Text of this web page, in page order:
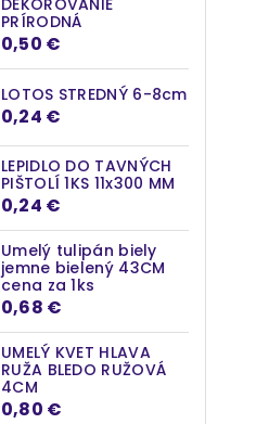
DEKOROVANIE
PRÍRODNÁ
0,50 €
LOTOS STREDNÝ 6-8cm
0,24 €
LEPIDLO DO TAVNÝCH
PIŠTOLÍ 1KS 11x300 MM
0,24 €
Umelý tulipán biely
jemne bielený 43CM
cena za 1ks
0,68 €
UMELÝ KVET HLAVA
RUŽA BLEDO RUŽOVÁ
4CM
0,80 €